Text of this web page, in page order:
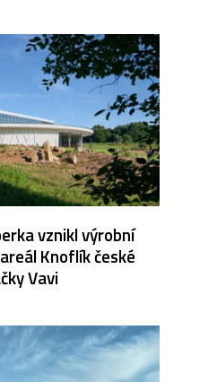
vznikl výrobní
Knoflík české
Vavi